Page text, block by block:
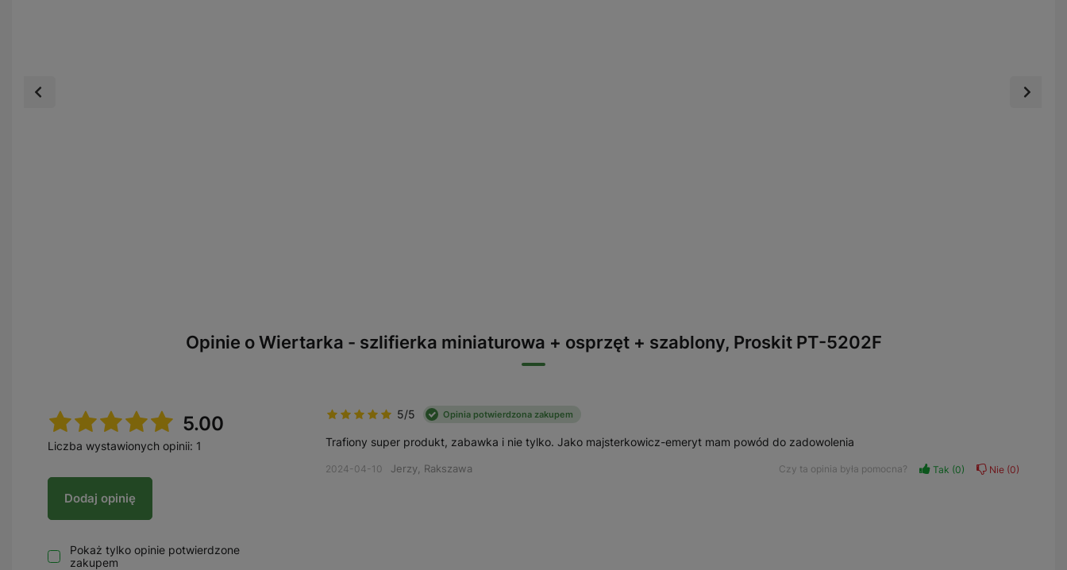
Opinie o Wiertarka - szlifierka miniaturowa + osprzęt + szablony, Proskit PT-5202F
5.00
Liczba wystawionych opinii: 1
Dodaj opinię
Pokaż tylko opinie potwierdzone
zakupem
5/5 Opinia potwierdzona zakupem
Trafiony super produkt, zabawka i nie tylko. Jako majsterkowicz-emeryt mam powód do zadowolenia
2024-04-10 Jerzy, Rakszawa Czy ta opinia była pomocna? Tak 0 Nie 0